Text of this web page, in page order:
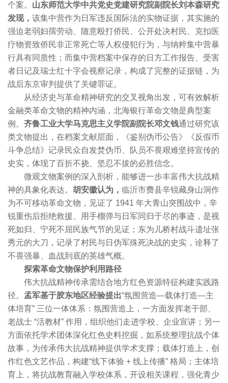
个案。 山东师范大学中共党史党建研究院副院长刘本森研究
发现， 该集中营作为日军违反国际法的实物证据，其实施的
强迫老弱妇孺劳动、随意殴打侨民、公开处决村民、克扣医
疗物资致侨民非正常死亡等人权侵犯行为，与纳粹集中营暴
行具有同质性；而集中营档案中保存的日方工作报告、受害
者日记及瑞士红十字会视察记录，构成了完整的证据链，为
战后东京审判提供了关键罪证。
从经济史与革命精神研究的交叉视角出发，可有效解析
金融类革命文物的精神内涵，北海银行革命文物是典型案
例。 齐鲁工业大学马克思主义学院副院长邓文钱通过研究该
类文物提出，在档案文献层面，《鉴别伪币公告》《反假币
斗争总结》记录民众自发焚伪币、队员不畏艰难坚持宣传的
史实，体现了百折不挠、坚忍不拔的必胜信念。
微观文物案例的深入剖析，能够进一步丰富伟大抗战精
神的具象化表达。 胡安徽认为， 临沂市费县辛锐藏身山洞作
为不可移动革命文物，见证了 1941 年大青山突围战中，辛
锐重伤后拒绝救援、用手榴弹与日军同归于尽的事迹，是视
死如归、宁死不屈民族气节的见证；东为儿桥村战斗遗址张
秀元的大刀，记录了村民与日伪军殊死决战的史实，诠释了
不畏强暴、血战到底的英雄气概。
探索革命文物保护利用路径
伟大抗战精神传承需结合地方红色资源特征构建实践路
径。 孟军基于胶东地区经验提出“氛围营造—载体打造—主
体培育” 三位一体体系：氛围营造上，一方面发挥老干部、
老战士 “活教材” 作用，组织他们走进学校、企业宣讲；另一
方面依托学术团体深化红色史料挖掘，如系统整理抗战个体
故事，为传承伟大抗战精神提供学术支撑；载体打造上，创
作红色文艺作品，构建“线下体验 + 线上传播” 格局；主体培
育上，将抗战教育融入学校体系，开设相关课程，强化青少